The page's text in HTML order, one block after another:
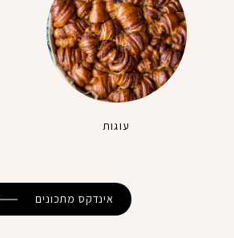
עוגות
אינדקס מתכונים